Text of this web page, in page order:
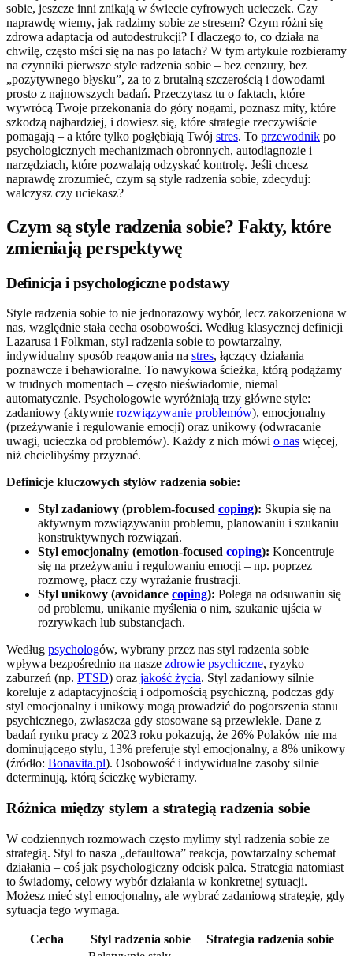
sobie, jeszcze inni znikają w świecie cyfrowych ucieczek. Czy
naprawdę wiemy, jak radzimy sobie ze stresem? Czym różni się
zdrowa adaptacja od autodestrukcji? I dlaczego to, co działa na
chwilę, często mści się na nas po latach? W tym artykule rozbieramy
na czynniki pierwsze style radzenia sobie – bez cenzury, bez
„pozytywnego błysku”, za to z brutalną szczerością i dowodami
prosto z najnowszych badań. Przeczytasz tu o faktach, które
wywrócą Twoje przekonania do góry nogami, poznasz mity, które
szkodzą najbardziej, i dowiesz się, które strategie rzeczywiście
pomagają – a które tylko pogłębiają Twój stres. To przewodnik po
psychologicznych mechanizmach obronnych, autodiagnozie i
narzędziach, które pozwalają odzyskać kontrolę. Jeśli chcesz
naprawdę zrozumieć, czym są style radzenia sobie, zdecyduj:
walczysz czy uciekasz?
Czym są style radzenia sobie? Fakty, które
zmieniają perspektywę
Definicja i psychologiczne podstawy
Style radzenia sobie to nie jednorazowy wybór, lecz zakorzeniona w
nas, względnie stała cecha osobowości. Według klasycznej definicji
Lazarusa i Folkman, styl radzenia sobie to powtarzalny,
indywidualny sposób reagowania na stres, łączący działania
poznawcze i behawioralne. To nawykowa ścieżka, którą podążamy
w trudnych momentach – często nieświadomie, niemal
automatycznie. Psychologowie wyróżniają trzy główne style:
zadaniowy (aktywnie rozwiązywanie problemów), emocjonalny
(przeżywanie i regulowanie emocji) oraz unikowy (odwracanie
uwagi, ucieczka od problemów). Każdy z nich mówi o nas więcej,
niż chcielibyśmy przyznać.
Definicje kluczowych stylów radzenia sobie:
Styl zadaniowy (problem-focused coping): Skupia się na
aktywnym rozwiązywaniu problemu, planowaniu i szukaniu
konstruktywnych rozwiązań.
Styl emocjonalny (emotion-focused coping): Koncentruje
się na przeżywaniu i regulowaniu emocji – np. poprzez
rozmowę, płacz czy wyrażanie frustracji.
Styl unikowy (avoidance coping): Polega na odsuwaniu się
od problemu, unikanie myślenia o nim, szukanie ujścia w
rozrywkach lub substancjach.
Według psychologów, wybrany przez nas styl radzenia sobie
wpływa bezpośrednio na nasze zdrowie psychiczne, ryzyko
zaburzeń (np. PTSD) oraz jakość życia. Styl zadaniowy silnie
koreluje z adaptacyjnością i odpornością psychiczną, podczas gdy
styl emocjonalny i unikowy mogą prowadzić do pogorszenia stanu
psychicznego, zwłaszcza gdy stosowane są przewlekle. Dane z
badań rynku pracy z 2023 roku pokazują, że 26% Polaków nie ma
dominującego stylu, 13% preferuje styl emocjonalny, a 8% unikowy
(źródło: Bonavita.pl). Osobowość i indywidualne zasoby silnie
determinują, którą ścieżkę wybieramy.
Różnica między stylem a strategią radzenia sobie
W codziennych rozmowach często mylimy styl radzenia sobie ze
strategią. Styl to nasza „defaultowa” reakcja, powtarzalny schemat
działania – coś jak psychologiczny odcisk palca. Strategia natomiast
to świadomy, celowy wybór działania w konkretnej sytuacji.
Możesz mieć styl emocjonalny, ale wybrać zadaniową strategię, gdy
sytuacja tego wymaga.
Cecha Styl radzenia sobie
Strategia radzenia sobie